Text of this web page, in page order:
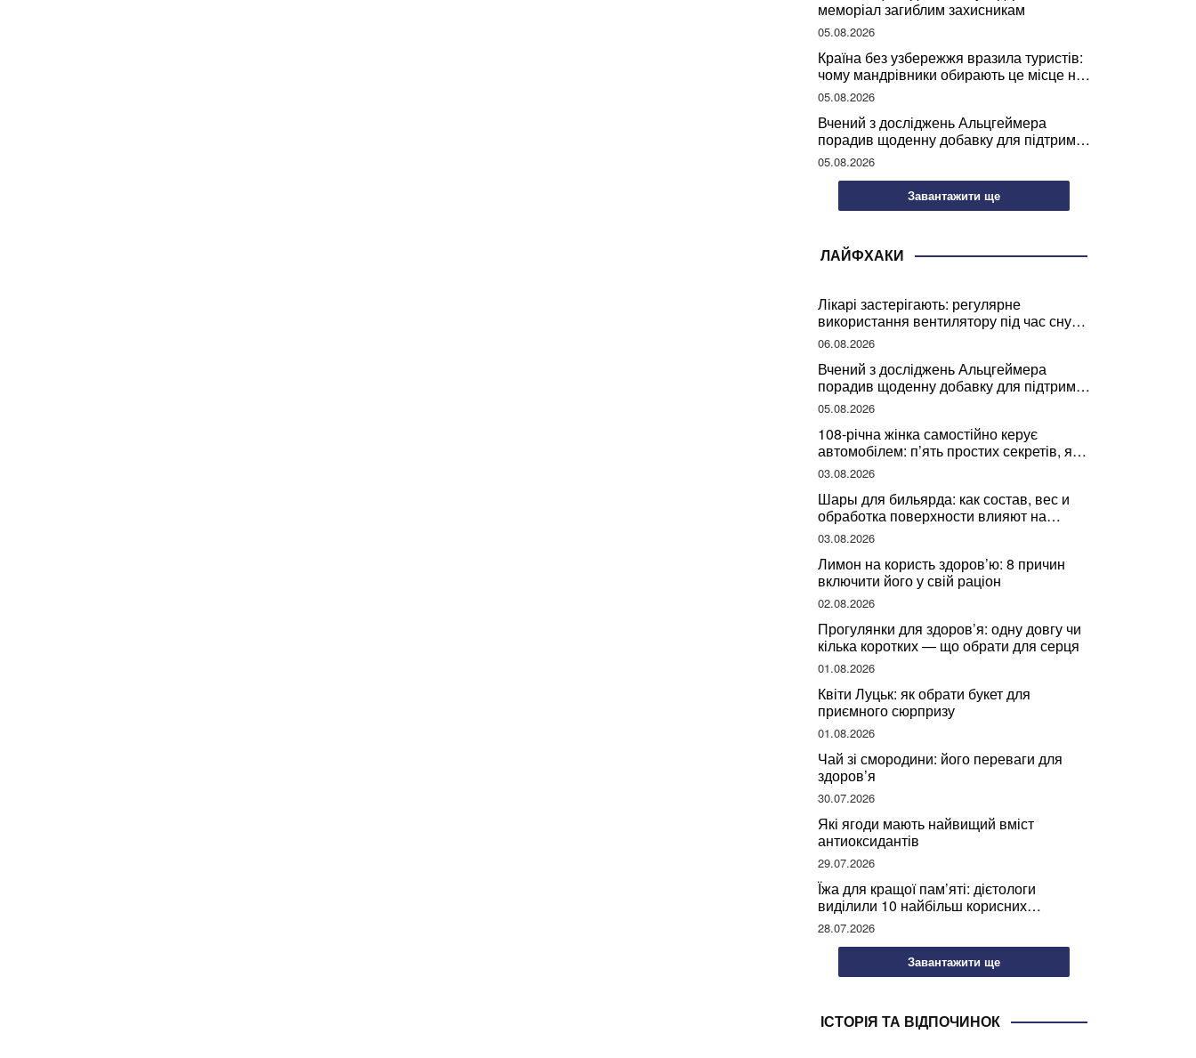
меморіал загиблим захисникам
05.08.2026
Країна без узбережжя вразила туристів:
чому мандрівники обирають це місце на
відпочинок
05.08.2026
Вчений з досліджень Альцгеймера
порадив щоденну добавку для підтримки
мозкової діяльності
05.08.2026
Завантажити ще
ЛАЙФХАКИ
Лікарі застерігають: регулярне
використання вентилятору під час сну
може негативно вплинути на ваше
здоров’я
06.08.2026
Вчений з досліджень Альцгеймера
порадив щоденну добавку для підтримки
мозкової діяльності
05.08.2026
108-річна жінка самостійно керує
автомобілем: п’ять простих секретів, які
допомогли їй дожити до століття
03.08.2026
Шары для бильярда: как состав, вес и
обработка поверхности влияют на
динамику игры
03.08.2026
Лимон на користь здоров’ю: 8 причин
включити його у свій раціон
02.08.2026
Прогулянки для здоров’я: одну довгу чи
кілька коротких — що обрати для серця
01.08.2026
Квіти Луцьк: як обрати букет для
приємного сюрпризу
01.08.2026
Чай зі смородини: його переваги для
здоров’я
30.07.2026
Які ягоди мають найвищий вміст
антиоксидантів
29.07.2026
Їжа для кращої пам’яті: дієтологи
виділили 10 найбільш корисних
продуктів
28.07.2026
Завантажити ще
ІСТОРІЯ ТА ВІДПОЧИНОК